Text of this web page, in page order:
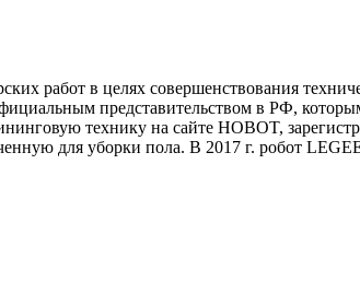
работ в целях совершенствования
представительством в РФ,
технику на сайте HOBOT,
для уборки пола. В 2017 г. робот